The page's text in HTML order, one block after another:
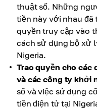
thuật số. Những
tiền này với nhau
quyền truy cập vào
cách sử dụng bộ xử
Nigeria.
Trao quyền cho các
và các công ty khởi
số và việc sử dụng
tiền điện tử tại